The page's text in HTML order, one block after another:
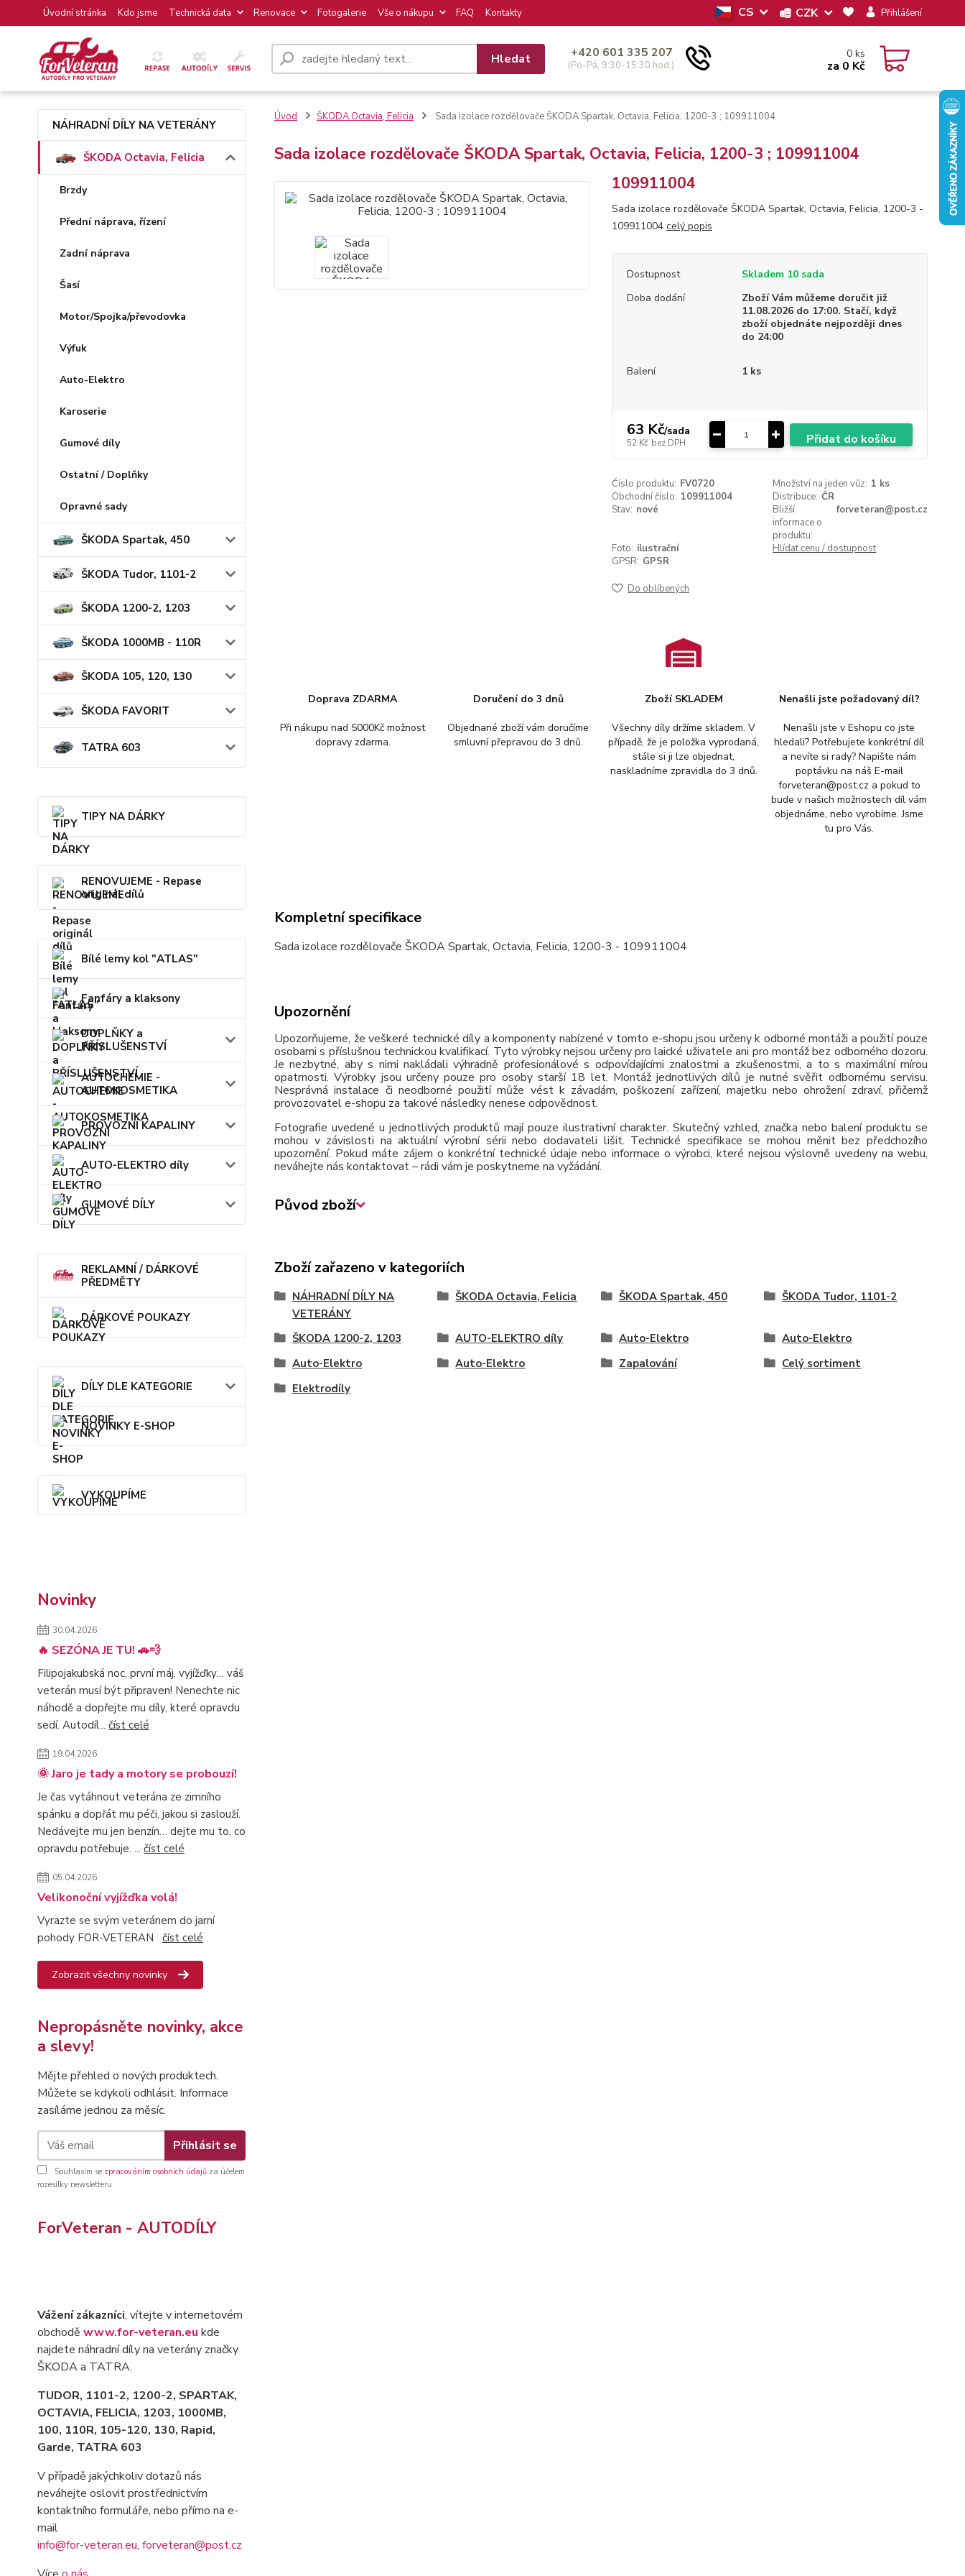
Úvodní stránka Kdo jsme Technická data Renovace Fotogalerie Vše o nákupu FAQ Kontakty CS CZK Přihlášení
Hledat +420 601 335 207
(Po-Pá, 9:30-15:30 hod.)
0 ks
za 0 Kč
NÁHRADNÍ DÍLY NA VETERÁNY
ŠKODA Octavia, Felicia
Brzdy
Přední náprava, řízení
Zadní náprava
Šasí
Motor/Spojka/převodovka
Výfuk
Auto-Elektro
Karoserie
Gumové díly
Ostatní / Doplňky
Opravné sady
ŠKODA Spartak, 450
ŠKODA Tudor, 1101-2
ŠKODA 1200-2, 1203
ŠKODA 1000MB - 110R
ŠKODA 105, 120, 130
ŠKODA FAVORIT
TATRA 603
TIPY NA DÁRKY
RENOVUJEME - Repase
originál dílů
Bílé lemy kol "ATLAS"
Fanfáry a klaksony
DOPLŇKY a
PŘÍSLUŠENSTVÍ
AUTOCHEMIE -
AUTOKOSMETIKA
PROVOZNÍ KAPALINY
AUTO-ELEKTRO díly
GUMOVÉ DÍLY
REKLAMNÍ / DÁRKOVÉ
PŘEDMĚTY
DÁRKOVÉ POUKAZY
DÍLY DLE KATEGORIE
NOVINKY E-SHOP
VYKOUPÍME
Novinky
30.04.2026
🔥 SEZÓNA JE TU! 🚗💨
Filipojakubská noc, první máj, vyjížďky… váš
veterán musí být připraven! Nenechte nic
náhodě a dopřejte mu díly, které opravdu
sedí. Autodíl... číst celé
19.04.2026
🌞 Jaro je tady a motory se probouzí!
Je čas vytáhnout veterána ze zimního
spánku a dopřát mu péči, jakou si zaslouží.
Nedávejte mu jen benzín… dejte mu to, co
opravdu potřebuje. ... číst celé
05.04.2026
Velikonoční vyjížďka volá!
Vyrazte se svým veteránem do jarní
pohody FOR-VETERAN číst celé
Zobrazit všechny novinky
Nepropásněte novinky, akce
a slevy!
Mějte přehled o nových produktech.
Můžete se kdykoli odhlásit. Informace
zasíláme jednou za měsíc.
Přihlásit se
Souhlasím se zpracováním osobních údajů za účelem
rozesílky newsletteru.
ForVeteran - AUTODÍLY
Vážení zákazníci, vítejte v internetovém
obchodě www.for-veteran.eu kde
najdete náhradní díly na veterány značky
ŠKODA a TATRA.
TUDOR, 1101-2, 1200-2, SPARTAK,
OCTAVIA, FELICIA, 1203, 1000MB,
100, 110R, 105-120, 130, Rapid,
Garde, TATRA 603
V případě jakýchkoliv dotazů nás
neváhejte oslovit prostřednictvím
kontaktního formuláře, nebo přímo na e-
mail
info@for-veteran.eu, forveteran@post.cz
Úvod ŠKODA Octavia, Felicia Sada izolace rozdělovače ŠKODA Spartak, Octavia, Felicia, 1200-3 ; 109911004
Sada izolace rozdělovače ŠKODA Spartak, Octavia, Felicia, 1200-3 ; 109911004
109911004
Sada izolace rozdělovače ŠKODA Spartak, Octavia, Felicia, 1200-3 -
109911004 celý popis
Dostupnost
Skladem 10 sada
Doba dodání
Zboží Vám můžeme doručit již
11.08.2026 do 17:00. Stačí, když
zboží objednáte nejpozději dnes
do 24:00
Balení 1 ks
63 Kč/sada
52 Kč bez DPH Přidat do košíku
Číslo produktu: FV0720 Množství na jeden vůz: 1 ks
Obchodní číslo: 109911004 Distribuce: ČR
Stav: nové
Bližší
informace o
produktu:
forveteran@post.cz
Foto: ilustrační
Hlídat cenu / dostupnost
GPSR: GPSR
Do oblíbených
Doprava ZDARMA
Při nákupu nad 5000Kč možnost
dopravy zdarma.
Doručení do 3 dnů
Objednané zboží vám doručíme
smluvní přepravou do 3 dnů.
Zboží SKLADEM
Všechny díly držíme skladem. V
případě, že je položka vyprodaná,
stále si ji lze objednat,
naskladníme zpravidla do 3 dnů.
Nenašli jste požadovaný díl?
Nenašli jste v Eshopu co jste
hledali? Potřebujete konkrétní díl
a nevíte si rady? Napište nám
poptávku na náš E-mail
forveteran@post.cz a pokud to
bude v našich možnostech díl vám
objednáme, nebo vyrobíme. Jsme
tu pro Vás.
Kompletní specifikace
Sada izolace rozdělovače ŠKODA Spartak, Octavia, Felicia, 1200-3 - 109911004
Upozornění
Upozorňujeme, že veškeré technické díly a komponenty nabízené v tomto e-shopu jsou určeny k odborné montáži a použití pouze
osobami s příslušnou technickou kvalifikací. Tyto výrobky nejsou určeny pro laické uživatele ani pro montáž bez odborného dozoru.
Je nezbytné, aby s nimi nakládali výhradně profesionálové s odpovídajícími znalostmi a zkušenostmi, a to s maximální mírou
opatrnosti. Výrobky jsou určeny pouze pro osoby starší 18 let. Montáž jednotlivých dílů je nutné svěřit odbornému servisu.
Nesprávná instalace či neodborné použití může vést k závadám, poškození zařízení, majetku nebo ohrožení zdraví, přičemž
provozovatel e-shopu za takové následky nenese odpovědnost.
Fotografie uvedené u jednotlivých produktů mají pouze ilustrativní charakter. Skutečný vzhled, značka nebo balení produktu se
mohou v závislosti na aktuální výrobní sérii nebo dodavateli lišit. Technické specifikace se mohou měnit bez předchozího
upozornění. Pokud máte zájem o konkrétní technické údaje nebo informace o výrobci, které nejsou výslovně uvedeny na webu,
neváhejte nás kontaktovat – rádi vám je poskytneme na vyžádání.
Původ zboží
Zboží zařazeno v kategoriích
NÁHRADNÍ DÍLY NA
VETERÁNY
ŠKODA Octavia, Felicia ŠKODA Spartak, 450 ŠKODA Tudor, 1101-2
ŠKODA 1200-2, 1203 AUTO-ELEKTRO díly Auto-Elektro
Auto-Elektro
Auto-Elektro
Auto-Elektro Zapalování
Celý sortiment
Elektrodíly